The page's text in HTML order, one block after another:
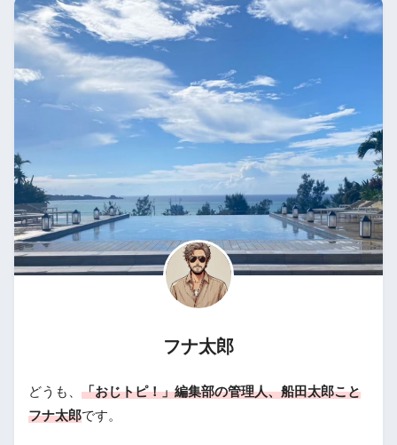
フナ太郎
どうも、 「おじトピ！」編集部の管理人、船田太郎こと
フナ太郎です。